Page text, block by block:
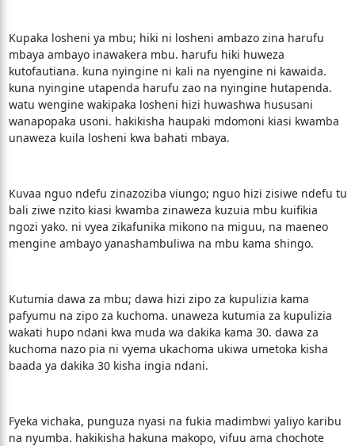
Kupaka losheni ya mbu; hiki ni losheni ambazo zina harufu
mbaya ambayo inawakera mbu. harufu hiki huweza
kutofautiana. kuna nyingine ni kali na nyengine ni kawaida.
kuna nyingine utapenda harufu zao na nyingine hutapenda.
watu wengine wakipaka losheni hizi huwashwa hususani
wanapopaka usoni. hakikisha haupaki mdomoni kiasi kwamba
unaweza kuila losheni kwa bahati mbaya.
Kuvaa nguo ndefu zinazoziba viungo; nguo hizi zisiwe ndefu tu
bali ziwe nzito kiasi kwamba zinaweza kuzuia mbu kuifikia
ngozi yako. ni vyea zikafunika mikono na miguu, na maeneo
mengine ambayo yanashambuliwa na mbu kama shingo.
Kutumia dawa za mbu; dawa hizi zipo za kupulizia kama
pafyumu na zipo za kuchoma. unaweza kutumia za kupulizia
wakati hupo ndani kwa muda wa dakika kama 30. dawa za
kuchoma nazo pia ni vyema ukachoma ukiwa umetoka kisha
baada ya dakika 30 kisha ingia ndani.
Fyeka vichaka, punguza nyasi na fukia madimbwi yaliyo karibu
na nyumba. hakikisha hakuna makopo, vifuu ama chochote